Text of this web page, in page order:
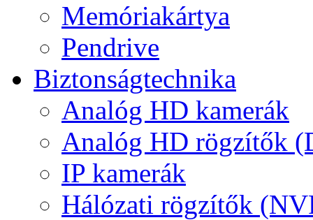
Memóriakártya
Pendrive
Biztonságtechnika
Analóg HD kamerák
Analóg HD rögzítők
IP kamerák
Hálózati rögzítők